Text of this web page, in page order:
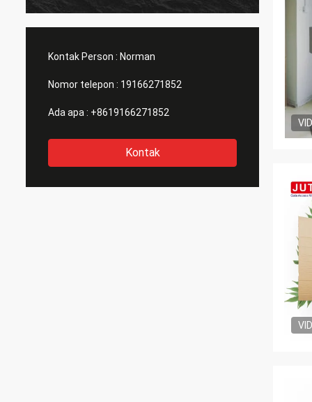
Kontak Person : Norman
Nomor telepon : 19166271852
Ada apa : +8619166271852
Kontak